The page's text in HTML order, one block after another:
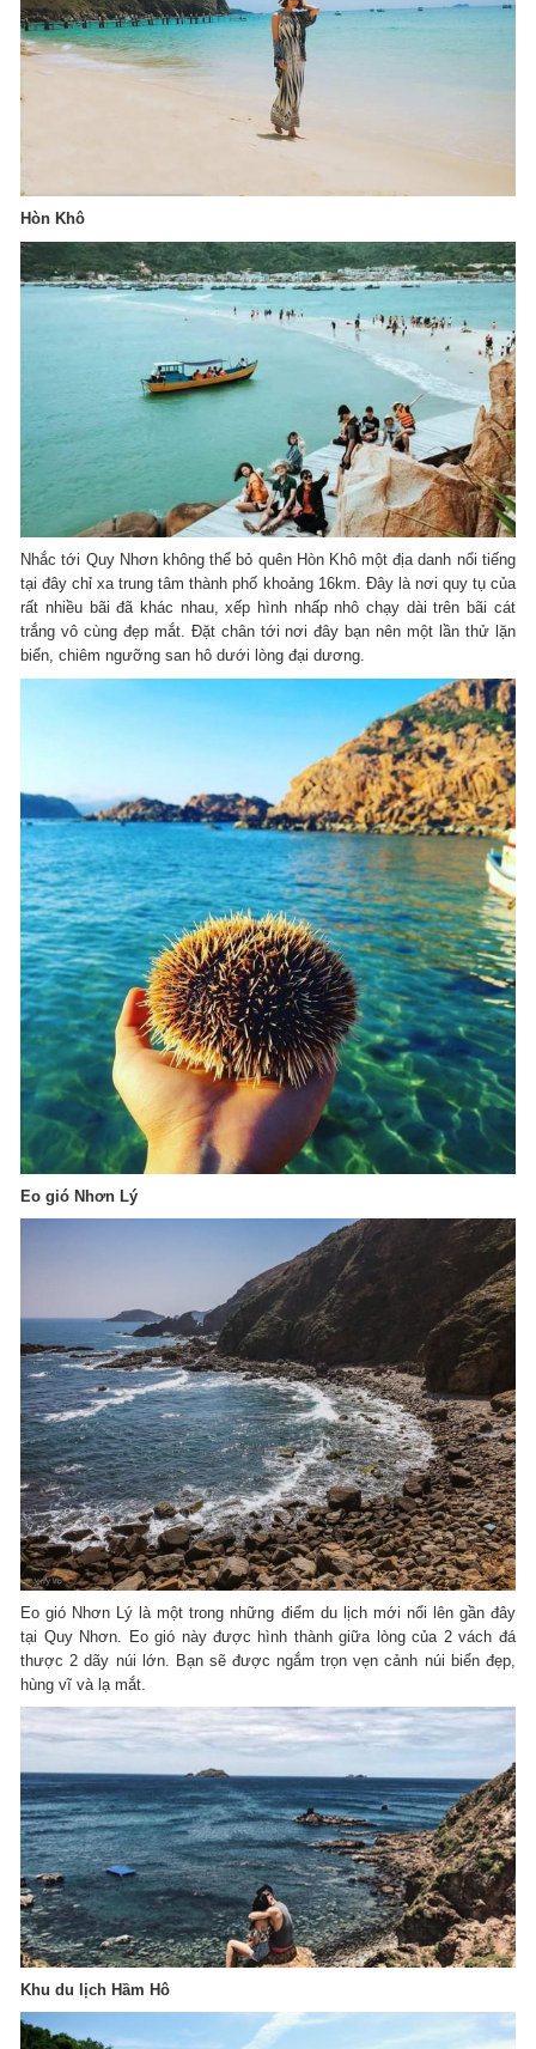
Hòn Khô
Nhắc tới Quy Nhơn không thể bỏ quên Hòn Khô một địa danh nổi tiếng
tại đây chỉ xa trung tâm thành phố khoảng 16km. Đây là nơi quy tụ của
rất nhiều bãi đã khác nhau, xếp hình nhấp nhô chạy dài trên bãi cát
trắng vô cùng đẹp mắt. Đặt chân tới nơi đây bạn nên một lần thử lặn
biển, chiêm ngưỡng san hô dưới lòng đại dương.
Eo gió Nhơn Lý
Eo gió Nhơn Lý là một trong những điểm du lịch mới nổi lên gần đây
tại Quy Nhơn. Eo gió này được hình thành giữa lòng của 2 vách đá
thược 2 dãy núi lớn. Bạn sẽ được ngắm trọn vẹn cảnh núi biển đẹp,
hùng vĩ và lạ mắt.
Khu du lịch Hầm Hô